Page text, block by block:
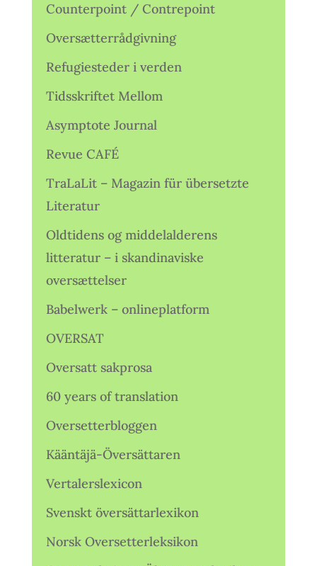
Counterpoint / Contrepoint
Oversætterrådgivning
Refugiesteder i verden
Tidsskriftet Mellom
Asymptote Journal
Revue CAFÉ
TraLaLit – Magazin für übersetzte
Literatur
Oldtidens og middelalderens
litteratur – i skandinaviske
oversættelser
Babelwerk – onlineplatform
OVERSAT
Oversatt sakprosa
60 years of translation
Oversetterbloggen
Kääntäjä-Översättaren
Vertalerslexicon
Svenskt översättarlexikon
Norsk Oversetterleksikon